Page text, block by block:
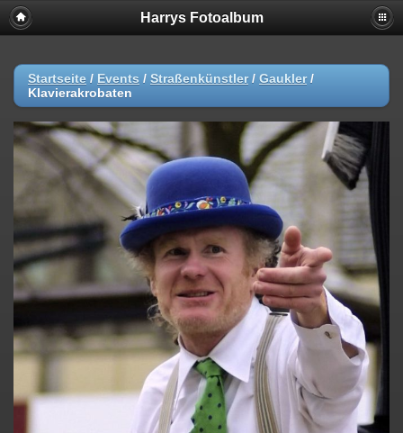
Harrys Fotoalbum
Startseite / Events / Straßenkünstler/ Gaukler/
Klavierakrobaten